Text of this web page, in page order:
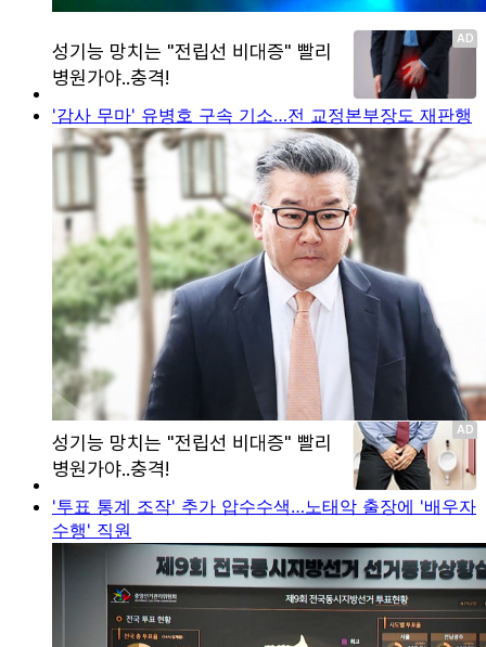
'감사 무마' 유병호 구속 기소…전 교정본부장도 재판행
'투표 통계 조작' 추가 압수수색…노태악 출장에 '배우자
수행' 직원